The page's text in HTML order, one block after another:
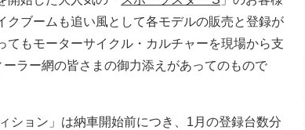
ブームも追い風として各モデルの販売と登録が
もモーターサイクル・カルチャーを現場から支
ラー網の皆さまの御力添えがあってのもので
ション」は納車開始前につき、1月の登録台数分